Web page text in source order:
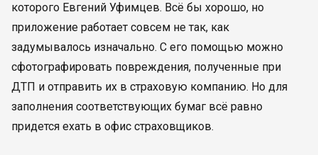
которого Евгений Уфимцев. Всё бы хорошо, но
приложение работает совсем не так, как
задумывалось изначально. С его помощью можно
сфотографировать повреждения, полученные при
ДТП и отправить их в страховую компанию. Но для
заполнения соответствующих бумаг всё равно
придется ехать в офис страховщиков.